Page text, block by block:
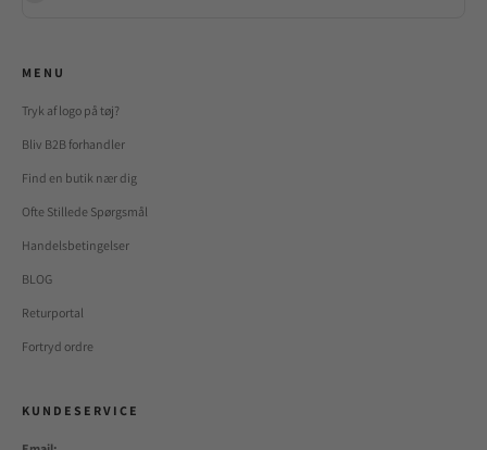
M E N U
Tryk af logo på tøj?
Bliv B2B forhandler
Find en butik nær dig
Ofte Stillede Spørgsmål
Handelsbetingelser
BLOG
Returportal
Fortryd ordre
K U N D E S E R V I C E